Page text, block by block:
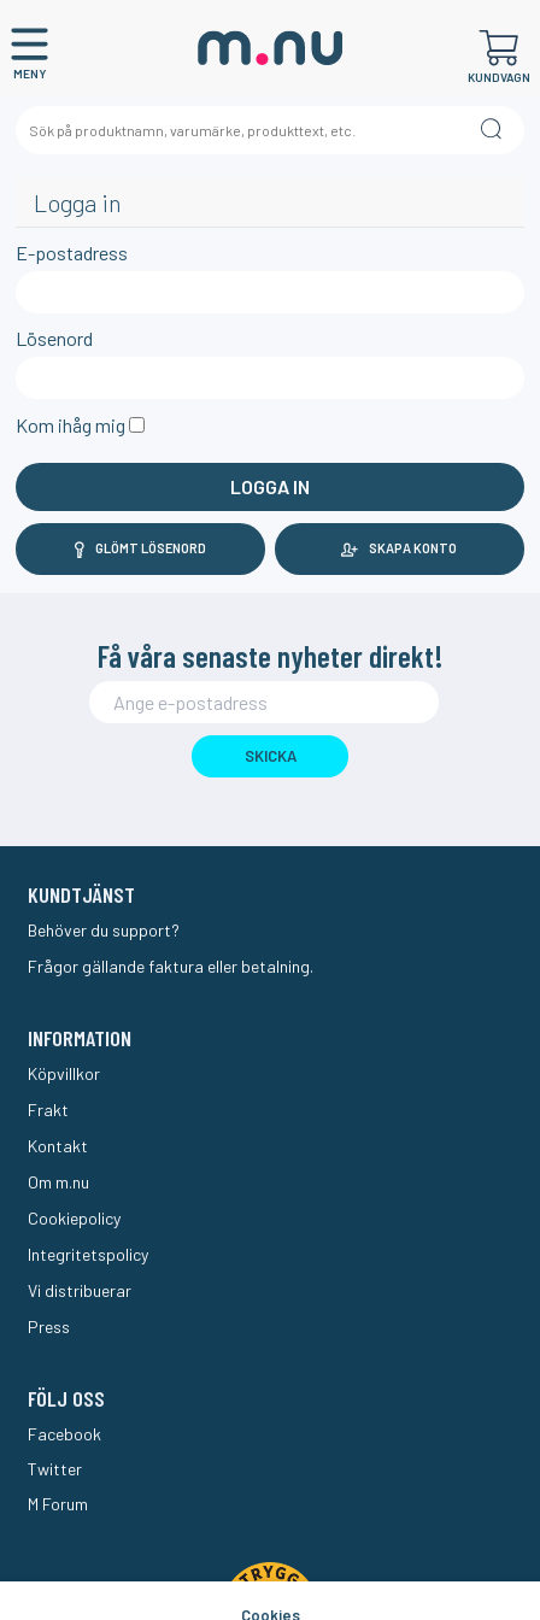
MENY KUNDVAGN
Logga in
E-postadress
Lösenord
Kom ihåg mig
GLÖMT LÖSENORD SKAPA KONTO
Få våra senaste nyheter direkt!
SKICKA
KUNDTJÄNST
Behöver du support?
Frågor gällande faktura eller betalning.
INFORMATION
Köpvillkor
Frakt
Kontakt
Om m.nu
Cookiepolicy
Integritetspolicy
Vi distribuerar
Press
FÖLJ OSS
Facebook
Twitter
M Forum
Cookies